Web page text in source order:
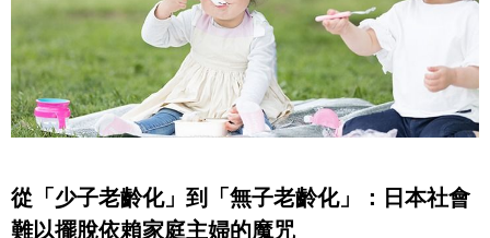
简体字
Français
Español
深度報導
日本資料庫
從「少子老齡化」到「無子老齡化」：日本社會
難以擺脫依賴家庭主婦的魔咒